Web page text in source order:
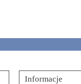
Informacje